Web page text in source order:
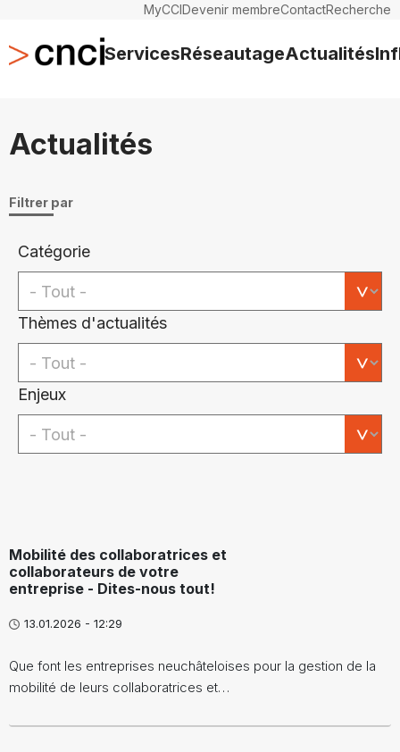
MyCCIDevenir membreContactRecherche
ServicesRéseautageActualités
Actualités
Filtrer par
Catégorie
Thèmes d'actualités
Enjeux
Mobilité des collaboratrices et
collaborateurs de votre
entreprise - Dites-nous tout!
13.01.2026 - 12:29
Que font les entreprises neuchâteloises pour la gestion de la
mobilité de leurs collaboratrices et…